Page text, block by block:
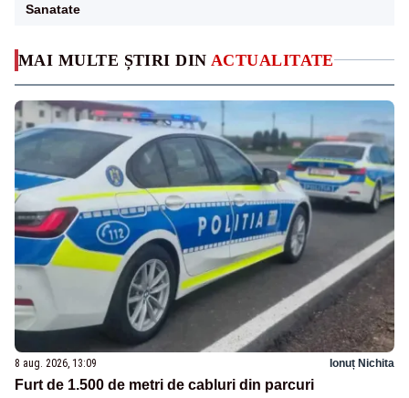
MAI MULTE ȘTIRI DIN ACTUALITATE
8 aug. 2026, 13:09 Ionuț Nichita
Furt de 1.500 de metri de cabluri din parcuri
Sanatate